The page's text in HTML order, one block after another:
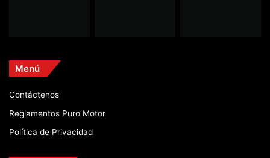
Menú
Contáctenos
Reglamentos Puro Motor
Política de Privacidad